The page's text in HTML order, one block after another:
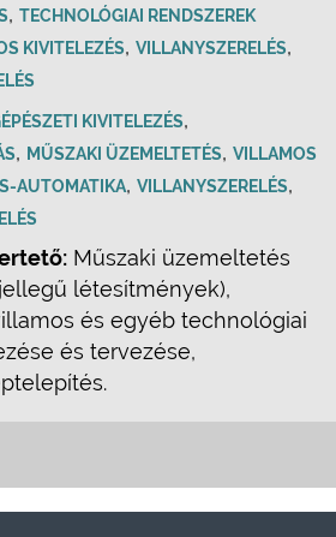
, TECHNOLÓGIAI RENDSZEREK
KIVITELEZÉS, VILLANYSZERELÉS,
KIVITELEZÉS,
, MŰSZAKI ÜZEMELTETÉS, VILLAMOS
AUTOMATIKA, VILLANYSZERELÉS,
Műszaki üzemeltetés
létesítmények),
és egyéb technológiai
és tervezése,